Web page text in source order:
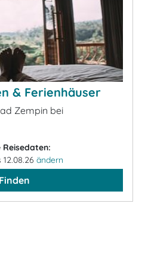
& Ferienhäuser
Zempin bei
Reisedaten:
ändern
Finden